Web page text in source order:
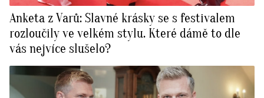
Anketa z Varů: Slavné krásky se s festivalem
rozloučily ve velkém stylu. Které dámě to dle
vás nejvíce slušelo?